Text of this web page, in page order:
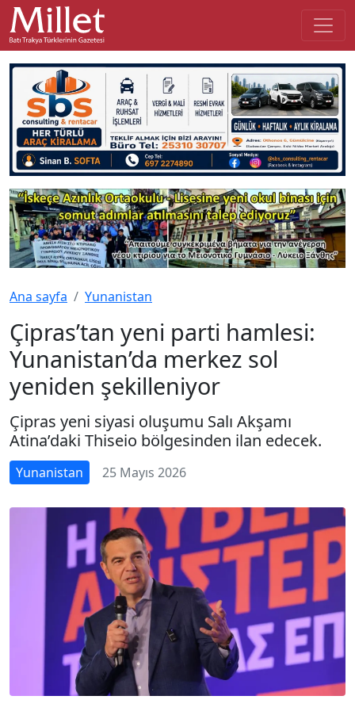
Ana sayfa Yunanistan
Çipras’tan yeni parti hamlesi:
Yunanistan’da merkez sol
yeniden şekilleniyor
Çipras yeni siyasi oluşumu Salı Akşamı
Atina’daki Thiseio bölgesinden ilan edecek.
Yunanistan 25 Mayıs 2026